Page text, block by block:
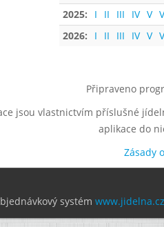
2025:
I II III IV V
2026:
I II III IV V
Připraveno
jsou vlastnictvím příslušné
aplikace do
Zásady
systém www.jidelna.cz